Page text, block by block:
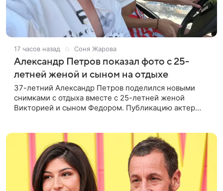
17 часов назад Соня Жарова
Александр Петров показал фото с 25-
летней женой и сыном на отдыхе
37-летний Александр Петров поделился новыми
снимками с отдыха вместе с 25-летней женой
Викторией и сыном Федором. Публикацию актер